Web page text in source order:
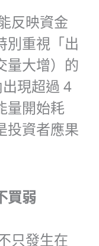
反映資金
別重視「出
量大增）的
現超過 4
量開始耗
投資者應果
買弱
只發生在